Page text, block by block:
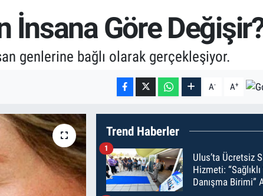
İnsana Göre
genlerine bağlı olarak gerçekleşiyor.
A- A+
Trend Haberler
Ulus’ta Ücretsiz
Hizmeti:
Danışma Birimi”
1